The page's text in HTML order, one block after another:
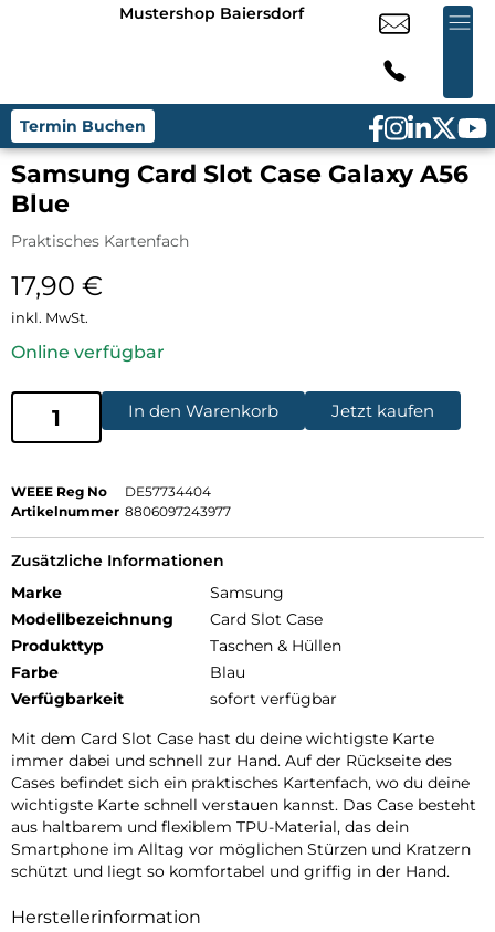
Mustershop Baiersdorf
Termin Buchen
Samsung Card Slot Case Galaxy A56
Blue
Praktisches Kartenfach
17,90 €
inkl. MwSt.
Online verfügbar
In den Warenkorb Jetzt kaufen
WEEE Reg No
DE57734404
Artikelnummer 8806097243977
Zusätzliche Informationen
Marke
Samsung
Modellbezeichnung
Card Slot Case
Produkttyp
Taschen & Hüllen
Farbe
Blau
Verfügbarkeit
sofort verfügbar
Mit dem Card Slot Case hast du deine wichtigste Karte
immer dabei und schnell zur Hand. Auf der Rückseite des
Cases befindet sich ein praktisches Kartenfach, wo du deine
wichtigste Karte schnell verstauen kannst. Das Case besteht
aus haltbarem und flexiblem TPU-Material, das dein
Smartphone im Alltag vor möglichen Stürzen und Kratzern
schützt und liegt so komfortabel und griffig in der Hand.
Herstellerinformation